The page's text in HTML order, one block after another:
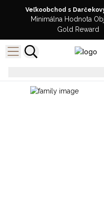
Veľkoobchod s
Minimálna Hodnota
Gold Reward